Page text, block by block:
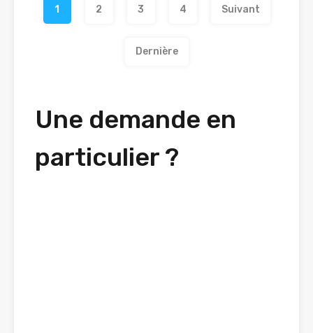
1 2 3 4 Suivant
Dernière
Une demande en
particulier ?